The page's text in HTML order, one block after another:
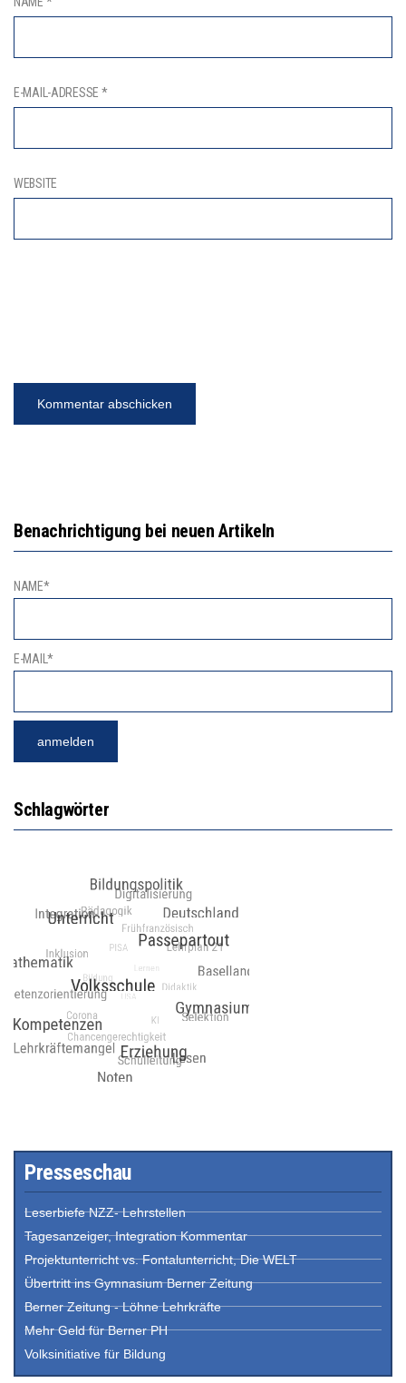
E-MAIL-ADRESSE *
WEBSITE
Benachrichtigung bei neuen Artikeln
NAME*
E-MAIL*
Schlagwörter
Presseschau
Leserbiefe NZZ- Lehrstellen
Tagesanzeiger, Integration Kommentar
Projektunterricht vs. Fontalunterricht, Die WELT
Übertritt ins Gymnasium Berner Zeitung
Berner Zeitung - Löhne Lehrkräfte
Mehr Geld für Berner PH
Volksinitiative für Bildung